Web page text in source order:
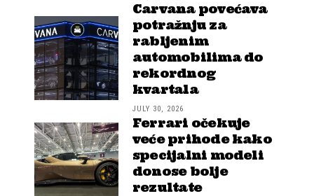
Carvana povećava
potražnju za
rabljenim
automobilima do
rekordnog
kvartala
JULY 30, 2026
Ferrari očekuje
veće prihode kako
specijalni modeli
donose bolje
rezultate